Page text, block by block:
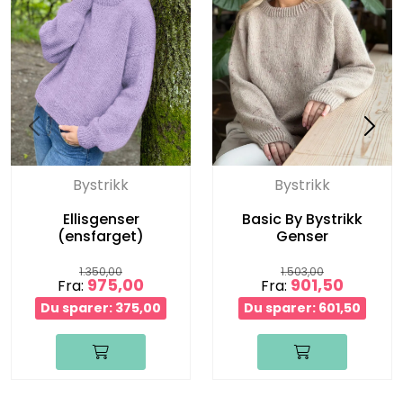
Bystrikk
Ellisgenser
(ensfarget)
1.350,00
Fra: 975,00
Du sparer: 375,00
Bystrikk
Basic By Bystrikk
Genser
1.503,00
Fra: 901,50
Du sparer: 601,50